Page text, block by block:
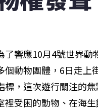
了響應10月4號世界動
個動物團體，6日走上
標，這次遊行關注的
裡受困的動物、在海